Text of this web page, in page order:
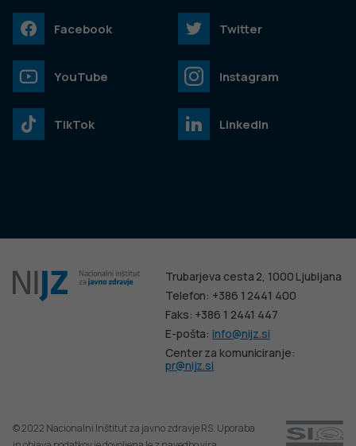
Trubarjeva cesta 2, 1000 Ljubljana
Telefon: +386 1 2441 400
Faks: +386 1 2441 447
E-pošta:info@nijz.si
Center za komuniciranje:
pr@nijz.si
© 2022 Nacionalni Inštitut za javno zdravje RS. Uporaba
Facebook Twitter
YouTube Instagram
TikTok LinkedIn